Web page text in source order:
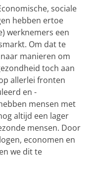
sociale
hebben ertoe
werknemers een
Om dat te
manieren om
toch aan
allerlei fronten
en -
mensen met
altijd een lager
mensen. Door
economen en
we dit te